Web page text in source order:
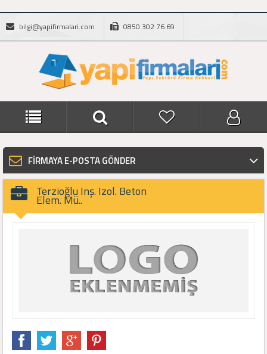
bilgi@yapifirmalari.com 0850 302 76 69
FİRMAYA E-POSTA GÖNDER
Terzioğlu Inş. Izol. Beton
Elem. Mü..